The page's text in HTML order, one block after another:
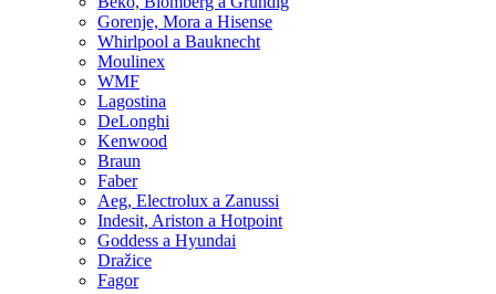
Gorenje, Mora a Hisense
Whirlpool a Bauknecht
Moulinex
WMF
Lagostina
DeLonghi
Kenwood
Braun
Faber
Aeg, Electrolux a Zanussi
Indesit, Ariston a Hotpoint
Goddess a Hyundai
Dražice
Fagor